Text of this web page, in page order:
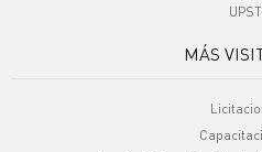
MÁS